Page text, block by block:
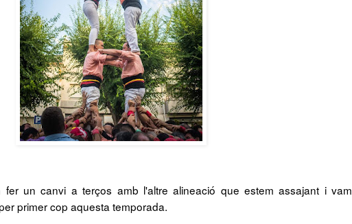
un canvi a terços amb l'altre alineació que estem assajant i vam
primer cop aquesta temporada.